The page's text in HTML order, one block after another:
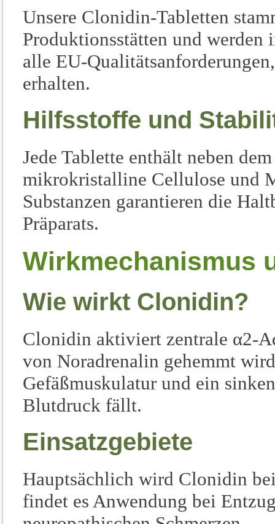
Unsere Clonidin-Tabletten
Produktionsstätten und werden
alle EU-
erhalten.
Hilfsstoffe und
Jede Tablette enthält neben
mikrokristalline Cellulose und
Substanzen garantieren die
Präparats.
Wirkmechanismus
Wie wirkt Clonidin?
Clonidin aktiviert zentrale α2-
von Noradrenalin gehemmt
Gefäßmuskulatur und ein
Blutdruck fällt.
Einsatzgebiete
Hauptsächlich wird Clonidin
findet es Anwendung bei